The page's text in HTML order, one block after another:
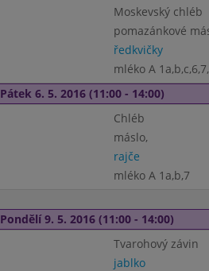
Moskevský chléb
pomazánkové
ředkvičky
mléko A
Pátek 6. 5. 2016 (11:00 - 14:00)
Chléb
máslo,
rajče
mléko A 1a,b,7
Pondělí 9. 5. 2016 (11:00 - 14:00)
Tvarohový závin
jablko